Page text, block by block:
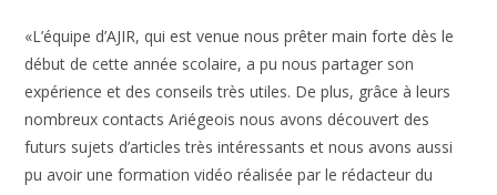
«L’équipe d’AJIR, qui est venue nous prêter main forte dès le
début de cette année scolaire, a pu nous partager son
expérience et des conseils très utiles. De plus, grâce à leurs
nombreux contacts Ariégeois nous avons découvert des
futurs sujets d’articles très intéressants et nous avons aussi
pu avoir une formation vidéo réalisée par le rédacteur du